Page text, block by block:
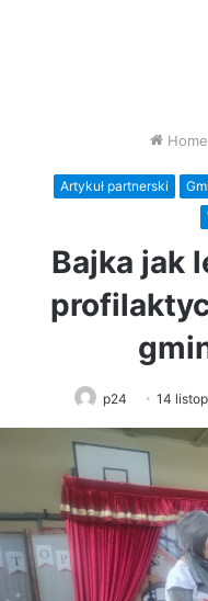
Home
Artykuł partnerski
Bajka jak
p24 14